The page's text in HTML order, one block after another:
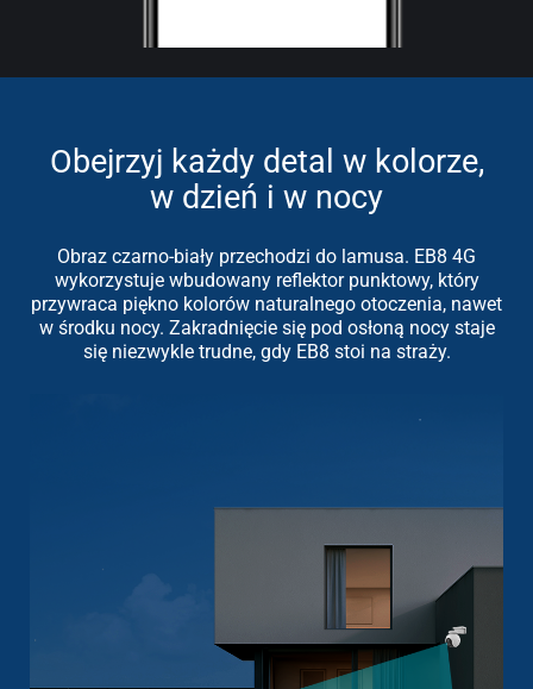
Obejrzyj każdy detal w kolorze,
w dzień i w nocy
Obraz czarno-biały przechodzi do lamusa. EB8 4G
wykorzystuje wbudowany reflektor punktowy, który
przywraca piękno kolorów naturalnego otoczenia, nawet
w środku nocy. Zakradnięcie się pod osłoną nocy staje
się niezwykle trudne, gdy EB8 stoi na straży.